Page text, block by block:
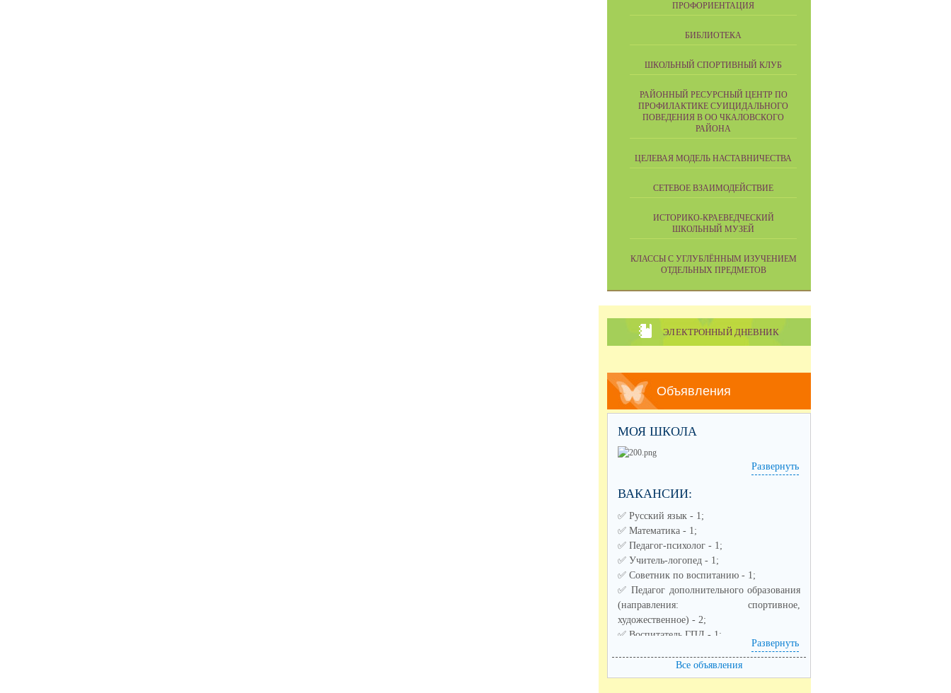
ПРОФОРИЕНТАЦИЯ
БИБЛИОТЕКА
ШКОЛЬНЫЙ СПОРТИВНЫЙ КЛУБ
РАЙОННЫЙ РЕСУРСНЫЙ ЦЕНТР ПО
ПРОФИЛАКТИКЕ СУИЦИДАЛЬНОГО
ПОВЕДЕНИЯ В ОО ЧКАЛОВСКОГО
РАЙОНА
ЦЕЛЕВАЯ МОДЕЛЬ НАСТАВНИЧЕСТВА
СЕТЕВОЕ ВЗАИМОДЕЙСТВИЕ
ИСТОРИКО-КРАЕВЕДЧЕСКИЙ
ШКОЛЬНЫЙ МУЗЕЙ
КЛАССЫ С УГЛУБЛЁННЫМ ИЗУЧЕНИЕМ
ОТДЕЛЬНЫХ ПРЕДМЕТОВ
ЭЛЕКТРОННЫЙ ДНЕВНИК
Объявления
МОЯ ШКОЛА
Развернуть
ВАКАНСИИ:
✅️ Русский язык - 1;
✅️ Математика - 1;
✅️ Педагог-психолог - 1;
✅️ Учитель-логопед - 1;
✅️ Советник по воспитанию - 1;
✅️ Педагог дополнительного образования
(направления: спортивное,
художественное) - 2;
✅️ Воспитатель ГПД - 1;
✅️ Заместитель по воспитательной работе
Развернуть
Все объявления